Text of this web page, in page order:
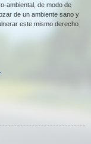
ambiental, de modo de
de un ambiente sano y
este mismo derecho